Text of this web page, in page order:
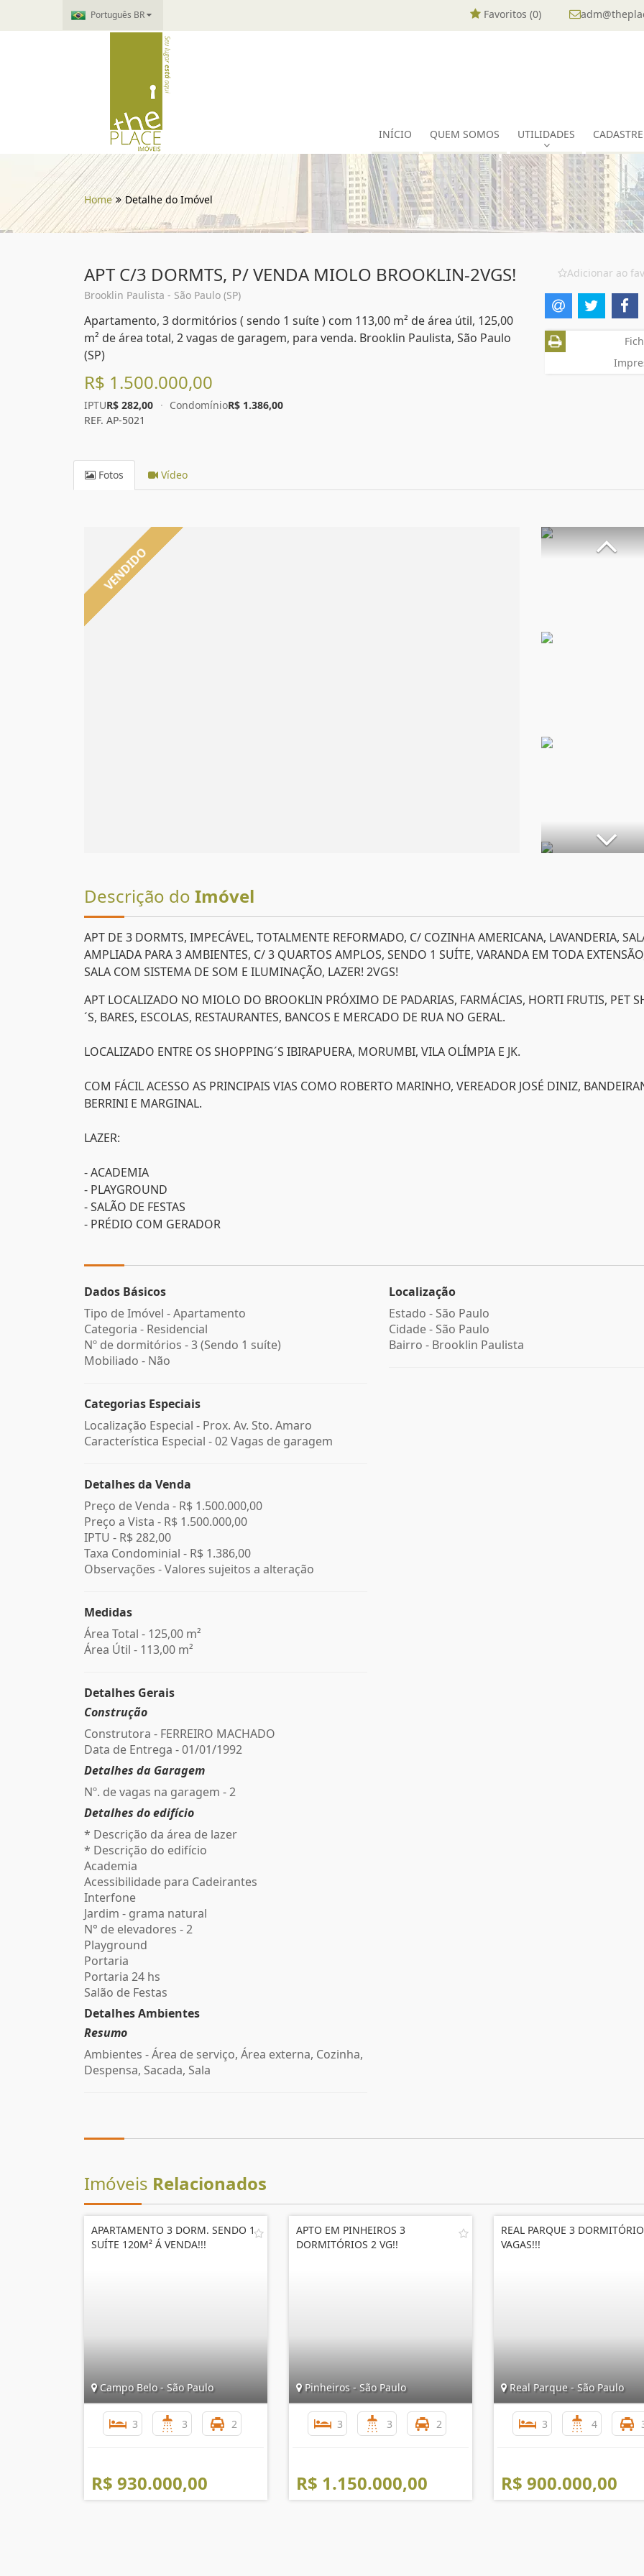
Português BR Favoritos (0)
INÍCIO QUEM SOMOS UTILIDADES
Home Detalhe do Imóvel
APT C/3 DORMTS, P/ VENDA MIOLO BROOKLIN-2VGS!
Brooklin Paulista - São Paulo (SP)
Apartamento, 3 dormitórios ( sendo 1 suíte ) com 113,00 m² de área útil, 125,00
m² de área total, 2 vagas de garagem, para venda. Brooklin Paulista, São Paulo
(SP)
R$ 1.500.000,00
IPTUR$ 282,00 · CondomínioR$ 1.386,00
REF. AP-5021
Adicionar ao
Fotos Vídeo
Descrição do Imóvel
APT DE 3 DORMTS, IMPECÁVEL, TOTALMENTE REFORMADO, C/ COZINHA AMERICANA, LAVANDERIA,
AMPLIADA PARA 3 AMBIENTES, C/ 3 QUARTOS AMPLOS, SENDO 1 SUÍTE, VARANDA EM TODA
SALA COM SISTEMA DE SOM E ILUMINAÇÃO, LAZER! 2VGS!
APT LOCALIZADO NO MIOLO DO BROOKLIN PRÓXIMO DE PADARIAS, FARMÁCIAS, HORTI FRUTIS, PET
´S, BARES, ESCOLAS, RESTAURANTES, BANCOS E MERCADO DE RUA NO GERAL.
LOCALIZADO ENTRE OS SHOPPING´S IBIRAPUERA, MORUMBI, VILA OLÍMPIA E JK.
COM FÁCIL ACESSO AS PRINCIPAIS VIAS COMO ROBERTO MARINHO, VEREADOR JOSÉ DINIZ,
BERRINI E MARGINAL.
LAZER:
- ACADEMIA
- PLAYGROUND
- SALÃO DE FESTAS
- PRÉDIO COM GERADOR
Dados Básicos
Tipo de Imóvel - Apartamento
Categoria - Residencial
Nº de dormitórios - 3 (Sendo 1 suíte)
Mobiliado - Não
Categorias Especiais
Localização Especial - Prox. Av. Sto. Amaro
Característica Especial - 02 Vagas de garagem
Detalhes da Venda
Preço de Venda - R$ 1.500.000,00
Preço a Vista - R$ 1.500.000,00
IPTU - R$ 282,00
Taxa Condominial - R$ 1.386,00
Observações - Valores sujeitos a alteração
Medidas
Área Total - 125,00 m²
Área Útil - 113,00 m²
Detalhes Gerais
Construção
Construtora - FERREIRO MACHADO
Data de Entrega - 01/01/1992
Detalhes da Garagem
Nº. de vagas na garagem - 2
Detalhes do edifício
* Descrição da área de lazer
* Descrição do edifício
Academia
Acessibilidade para Cadeirantes
Interfone
Jardim - grama natural
N° de elevadores - 2
Playground
Portaria
Portaria 24 hs
Salão de Festas
Detalhes Ambientes
Resumo
Ambientes - Área de serviço, Área externa, Cozinha,
Despensa, Sacada, Sala
Localização
Estado - São Paulo
Cidade - São Paulo
Bairro - Brooklin Paulista
Imóveis Relacionados
APARTAMENTO 3 DORM. SENDO 1
SUÍTE 120M² Á VENDA!!!
Campo Belo - São Paulo
3 3 2
R$ 930.000,00
APTO EM PINHEIROS 3
DORMITÓRIOS 2 VG!!
Pinheiros - São Paulo
3 3 2
R$ 1.150.000,00
REAL PARQUE 3
VAGAS!!!
Real Parque - São Paulo
3 4
R$ 900.000,00